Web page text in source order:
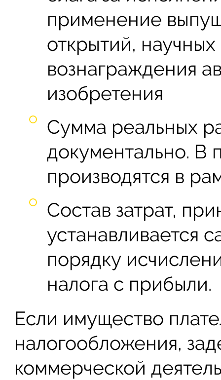
применение
открытий,
вознаграждения
изобретения
Сумма реальных
документально. В
производятся в
Состав затрат,
устанавливается
порядку
налога с прибыли.
Если имущество
налогообложения,
коммерческой